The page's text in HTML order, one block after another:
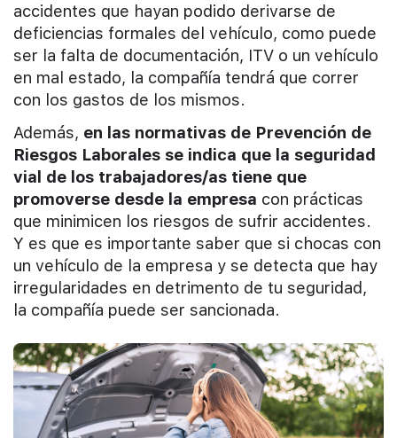
accidentes que hayan podido derivarse de
deficiencias formales del vehículo, como puede
ser la falta de documentación, ITV o un vehículo
en mal estado, la compañía tendrá que correr
con los gastos de los mismos.
Además, en las normativas de Prevención de
Riesgos Laborales se indica que la seguridad
vial de los trabajadores/as tiene que
promoverse desde la empresa con prácticas
que minimicen los riesgos de sufrir accidentes.
Y es que es importante saber que si chocas con
un vehículo de la empresa y se detecta que hay
irregularidades en detrimento de tu seguridad,
la compañía puede ser sancionada.